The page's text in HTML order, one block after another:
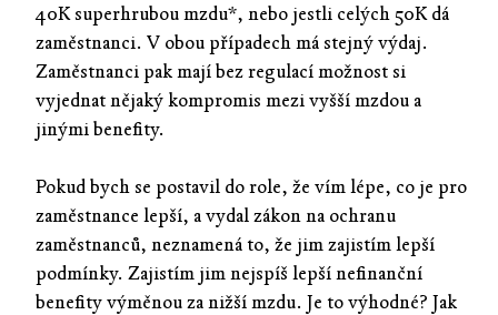
40K superhrubou mzdu*, nebo jestli celých 50K dá
zaměstnanci. V obou případech má stejný výdaj.
Zaměstnanci pak mají bez regulací možnost si
vyjednat nějaký kompromis mezi vyšší mzdou a
jinými benefity.
Pokud bych se postavil do role, že vím lépe, co je pro
zaměstnance lepší, a vydal zákon na ochranu
zaměstnanců, neznamená to, že jim zajistím lepší
podmínky. Zajistím jim nejspíš lepší nefinanční
benefity výměnou za nižší mzdu. Je to výhodné? Jak